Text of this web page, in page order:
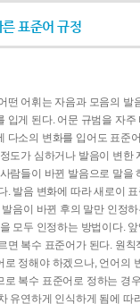
표준어 규정
떤 어휘는 자음과 모음의 발
입게 된다. 어문 규범을 자주
다소의 변화를 입어도 표준
도가 심하거나 발음이 변한
람들이 바뀐 발음으로 말을
. 발음 변화에 따라 새로이
음이 바뀐 후의 말만 인정
모두 인정하는 방법이다.
면 복수 표준어가 된다. 원
정해야 하겠으나, 언어의
로 복수 표준어로 정하는 경
유연하게 인식하게 됨에 따